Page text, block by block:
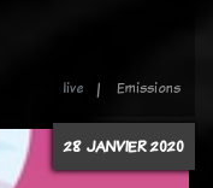
live Emissions
28 JANVIER 2020